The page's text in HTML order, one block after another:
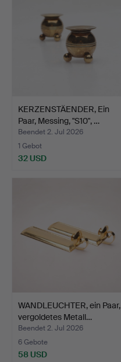
KERZENSTÄENDER, Ein
Paar, Messing, "S10", …
Beendet 2. Jul 2026
1 Gebot
32 USD
WANDLEUCHTER, ein Paar,
vergoldetes Metall…
Beendet 2. Jul 2026
6 Gebote
58 USD